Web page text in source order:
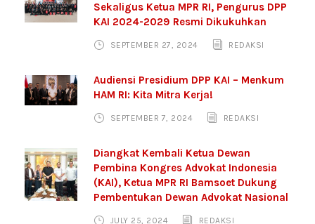
Sekaligus Ketua MPR RI, Pengurus DPP
KAI 2024-2029 Resmi Dikukuhkan
SEPTEMBER 27, 2024 REDAKSI
Audiensi Presidium DPP KAI – Menkum
HAM RI: Kita Mitra Kerja!
SEPTEMBER 7, 2024 REDAKSI
Diangkat Kembali Ketua Dewan
Pembina Kongres Advokat Indonesia
(KAI), Ketua MPR RI Bamsoet Dukung
Pembentukan Dewan Advokat Nasional
JULY 25, 2024 REDAKSI